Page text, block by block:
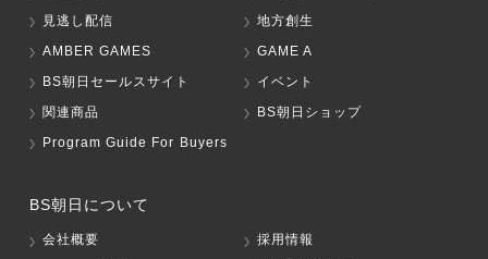
見逃し配信
地方創生
AMBER GAMES
GAME A
BS朝日セールスサイト
イベント
関連商品
BS朝日ショップ
Program Guide For Buyers
BS朝日について
会社概要
採用情報